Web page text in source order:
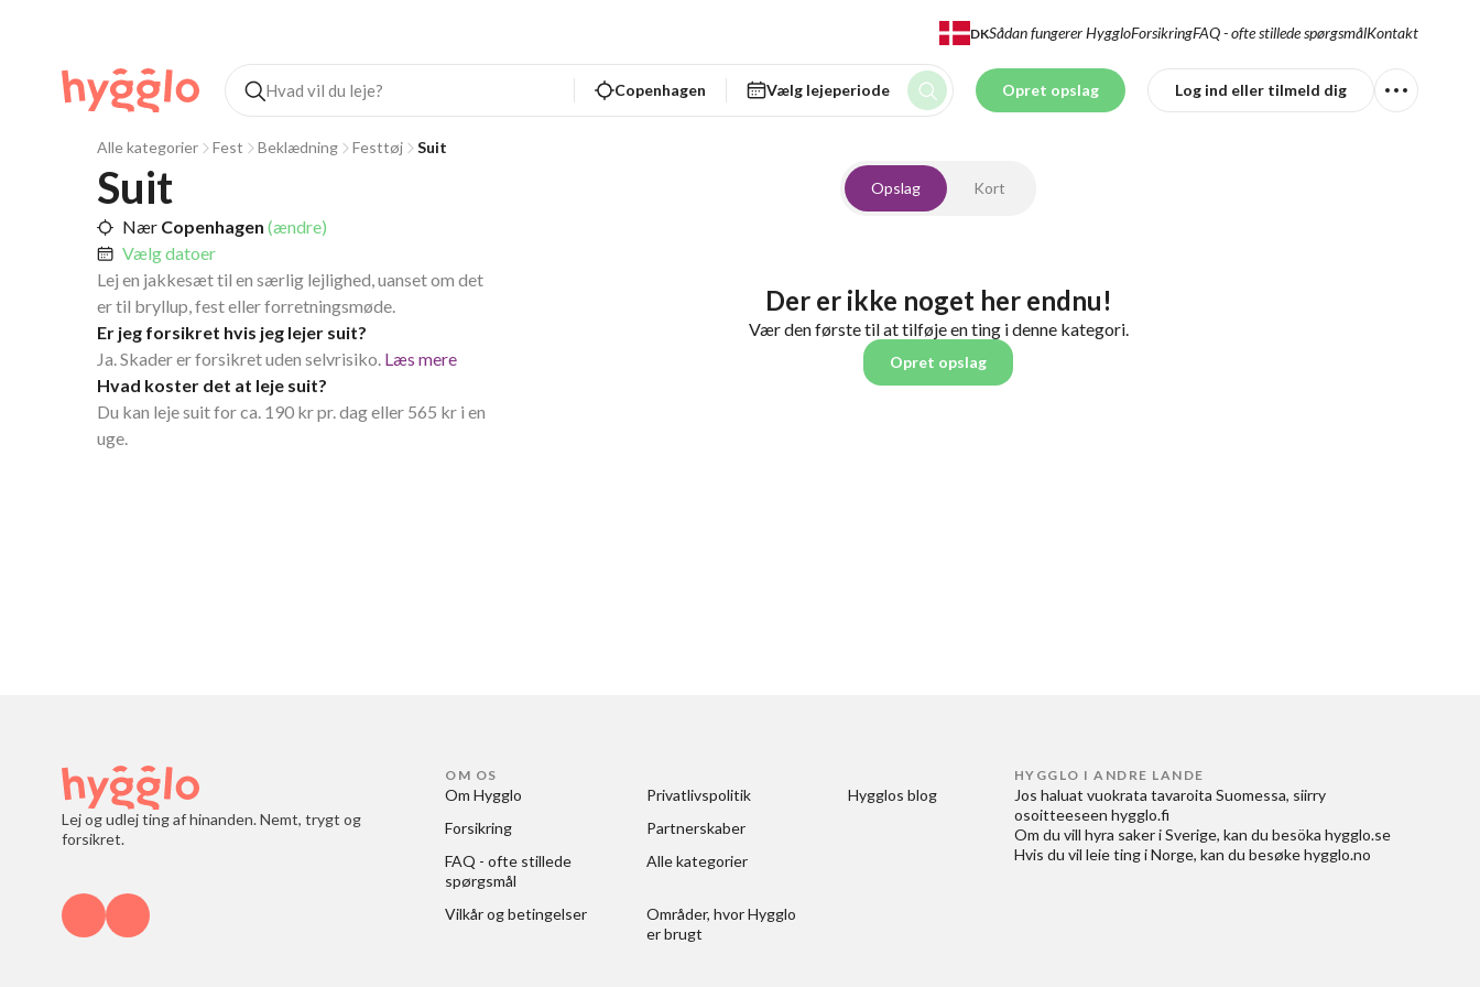
DKSådan fungerer HyggloForsikringFAQ - ofte stillede spørgsmålKontakt
Copenhagen Vælg lejeperiode Opret opslag Log ind eller tilmeld dig
Alle kategorier Fest Beklædning Festtøj Suit
Suit
Nær Copenhagen (ændre)
Vælg datoer
Lej en jakkesæt til en særlig lejlighed, uanset om det
er til bryllup, fest eller forretningsmøde.
Er jeg forsikret hvis jeg lejer suit?
Ja. Skader er forsikret uden selvrisiko. Læs mere
Hvad koster det at leje suit?
Du kan leje suit for ca. 190 kr pr. dag eller 565 kr i en
uge.
Opslag Kort
Der er ikke noget her endnu!
Vær den første til at tilføje en ting i denne kategori.
Opret opslag
Lej og udlej ting af hinanden. Nemt, trygt og
forsikret.
OM OS
Om Hygglo
Forsikring
FAQ - ofte stillede
spørgsmål
Vilkår og betingelser
Privatlivspolitik
Partnerskaber
Alle kategorier
Områder, hvor Hygglo
er brugt
Hygglos blog
HYGGLO I ANDRE LANDE
Jos haluat vuokrata tavaroita Suomessa, siirry
osoitteeseen hygglo.fi
Om du vill hyra saker i Sverige, kan du besöka hygglo.se
Hvis du vil leie ting i Norge, kan du besøke hygglo.no